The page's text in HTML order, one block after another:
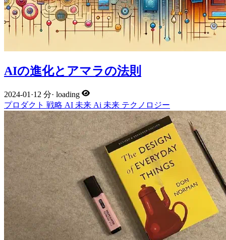
AIの進化とアマラの法則
2024-01 ·12 分· loading
プロダクト 戦略 AI 未来 Ai 未来 テクノロジー